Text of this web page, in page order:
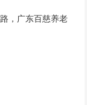
，广东百慈养老